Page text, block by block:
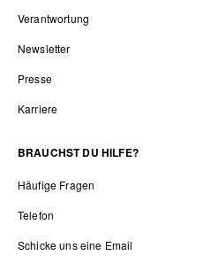
Verantwortung
Newsletter
Presse
Karriere
BRAUCHST DU HILFE?
Häufige Fragen
Telefon
Schicke uns eine Email